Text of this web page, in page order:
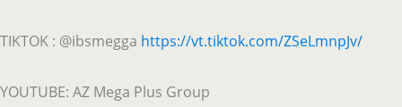
TIKTOK : @ibsmegga https://vt.tiktok.com/ZSeLmnpJv/
YOUTUBE: AZ Mega Plus Group